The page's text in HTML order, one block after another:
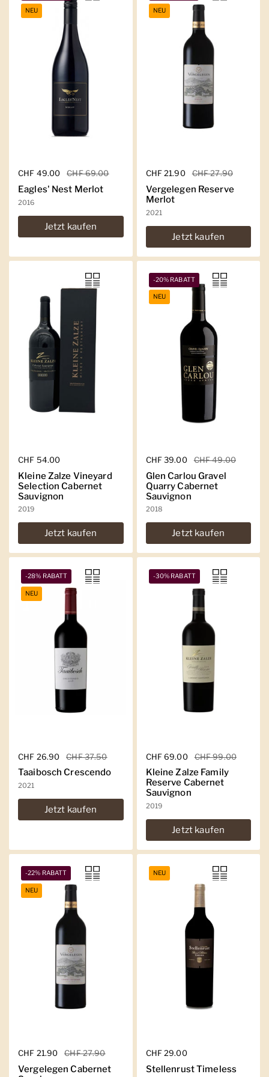
Regulärer Preis
CHF 49.00 Sale-Preis
CHF 69.00
Eagles' Nest Merlot
2016
Jetzt kaufen
NEU
Regulärer Preis
CHF 21.90 Sale-Preis
CHF 27.90
Vergelegen Reserve
Merlot
2021
Jetzt kaufen
NEU
Regulärer Preis
CHF 54.00
Kleine Zalze Vineyard
Selection Cabernet
Sauvignon
2019
Jetzt kaufen
Regulärer Preis
CHF 39.00 Sale-Preis
CHF 49.00
Glen Carlou Gravel
Quarry Cabernet
Sauvignon
2018
Jetzt kaufen
-20% RABATT
NEU
Regulärer Preis
CHF 26.90 Sale-Preis
CHF 37.50
Taaibosch Crescendo
2021
Jetzt kaufen
-28% RABATT
NEU
Regulärer Preis
CHF 69.00 Sale-Preis
CHF 99.00
Kleine Zalze Family
Reserve Cabernet
Sauvignon
2019
Jetzt kaufen
-30% RABATT
Regulärer Preis
CHF 21.90 Sale-Preis
CHF 27.90
Vergelegen Cabernet
-22% RABATT
NEU
Regulärer Preis
CHF 29.00
Stellenrust Timeless
NEU